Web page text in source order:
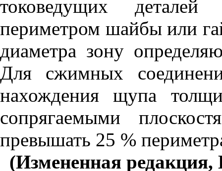
токоведущих
периметром шайбы или
диаметра зону
Для сжимных
нахождения щупа
сопрягаемыми
превышать 25 %
(Измененная редакция,